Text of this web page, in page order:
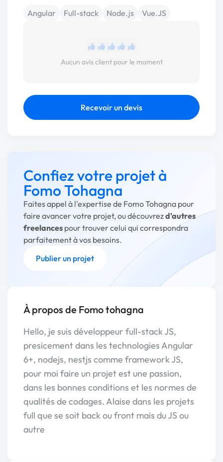
Angular Full-stack Node.js Vue.JS
Aucun avis client pour le moment
Recevoir un devis
Confiez votre projet à
Fomo Tohagna
Faites appel à l'expertise de Fomo Tohagna pour
faire avancer votre projet, ou découvrezd'autres
freelances pour trouver celui qui correspondra
parfaitement à vos besoins.
Publier un projet
À propos de Fomo tohagna
Hello, je suis développeur full-stack JS,
presicement dans les technologies Angular
6+, nodejs, nestjs comme framework JS,
pour moi faire un projet est une passion,
dans les bonnes conditions et les normes de
qualités de codages. Alaise dans les projets
full que se soit back ou front mais du JS ou
autre